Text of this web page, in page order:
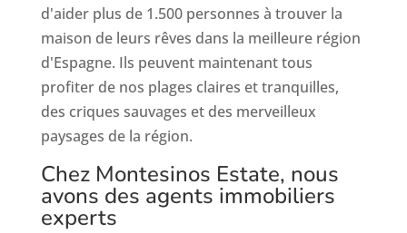
d'aider plus de 1.500 personnes à trouver la
maison de leurs rêves dans la meilleure région
d'Espagne. Ils peuvent maintenant tous
profiter de nos plages claires et tranquilles,
des criques sauvages et des merveilleux
paysages de la région.
Chez Montesinos Estate, nous
avons des agents immobiliers
experts